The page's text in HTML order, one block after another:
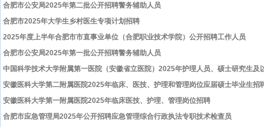
合肥市公安局2025年第二批公开招聘警务辅助人员
合肥市2025年大学生乡村医生专项计划招聘
2025年度上半年合肥市市直事业单位（合肥职业技术学院）公开招聘工作人员
合肥市公安局2025年第一批公开招聘警务辅助人员
中国科学技术大学附属第一医院（安徽省立医院）2025年护理人员、硕士研究生及
安徽医科大学第二附属医院2025年临床、医技、护理和管理岗位应届硕士毕业生招
安徽医科大学第一附属医院2025年临床医技、护理、管理岗位招聘
合肥市应急管理局2025年公开招聘应急管理综合行政执法专职技术检查员